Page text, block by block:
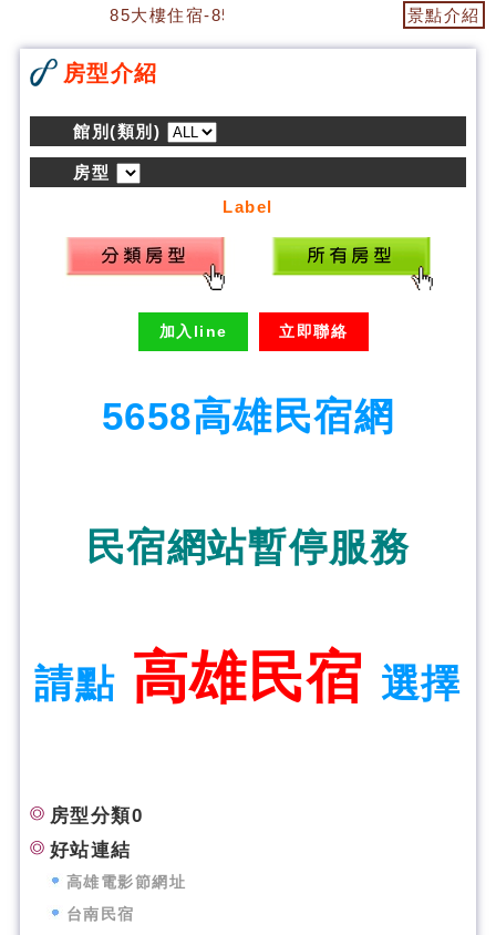
85大樓住宿-85大樓民宿 景點介紹
房型介紹
館別(類別)
房型
Label
加入line 立即聯絡
5658高雄民宿網
民宿網站暫停服務
請點 高雄民宿 選擇
房型分類0
好站連結
高雄電影節網址
台南民宿